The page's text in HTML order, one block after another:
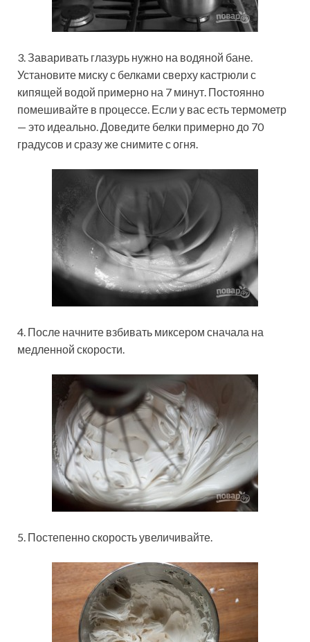
3. Заваривать глазурь нужно на водяной бане.
Установите миску с белками сверху кастрюли с
кипящей водой примерно на 7 минут. Постоянно
помешивайте в процессе. Если у вас есть термометр
— это идеально. Доведите белки примерно до 70
градусов и сразу же снимите с огня.
4. После начните взбивать миксером сначала на
медленной скорости.
5. Постепенно скорость увеличивайте.